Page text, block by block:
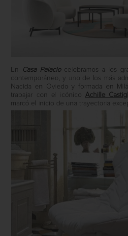
En Casa Palaciocelebramos a los
contemporáneo, y uno de los más
Nacida en Oviedo y formada en
trabajar con el icónico Achille
marcó el inicio de una trayectoria